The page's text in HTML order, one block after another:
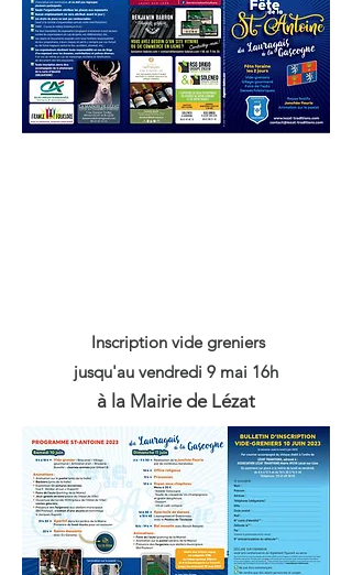
Inscription vide greniers
jusqu'au vendredi 9 mai 16h
à la Mairie de Lézat